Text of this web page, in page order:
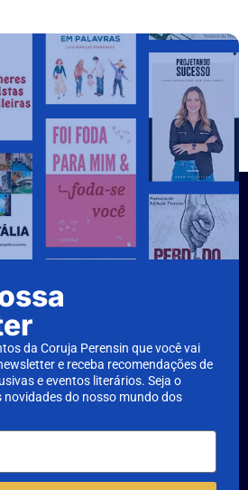
da Coruja Perensin que você vai
e receba recomendações de
e eventos literários. Seja o
novidades do nosso mundo dos